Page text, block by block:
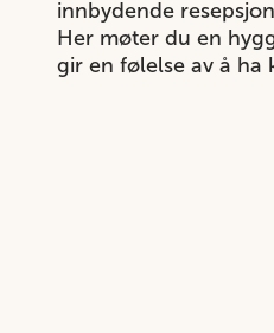
innbydende
Her møter du en
gir en følelse av å ha